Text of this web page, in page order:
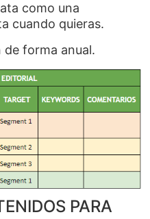
como una
cuando quieras.
forma anual.
PARA